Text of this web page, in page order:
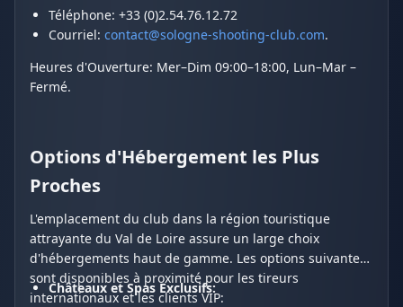
Téléphone: +33 (0)2.54.76.12.72
Courriel: contact@sologne-shooting-club.com.
Heures d'Ouverture: Mer–Dim 09:00–18:00, Lun–Mar –
Fermé.
Options d'Hébergement les Plus
Proches
L'emplacement du club dans la région touristique
attrayante du Val de Loire assure un large choix
d'hébergements haut de gamme. Les options suivantes
sont disponibles à proximité pour les tireurs
internationaux et les clients VIP:
Châteaux et Spas Exclusifs: